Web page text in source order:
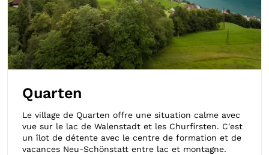
Quarten
Le village de Quarten offre une situation calme avec
vue sur le lac de Walenstadt et les Churfirsten. C'est
un îlot de détente avec le centre de formation et de
vacances Neu-Schönstatt entre lac et montagne.